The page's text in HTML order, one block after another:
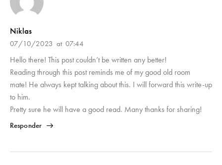
Niklas
07/10/2023 at 07:44
Hello there! This post couldn’t be written any better!
Reading through this post reminds me of my good old room
mate! He always kept talking about this. I will forward this write-up
to him.
Pretty sure he will have a good read. Many thanks for sharing!
Responder